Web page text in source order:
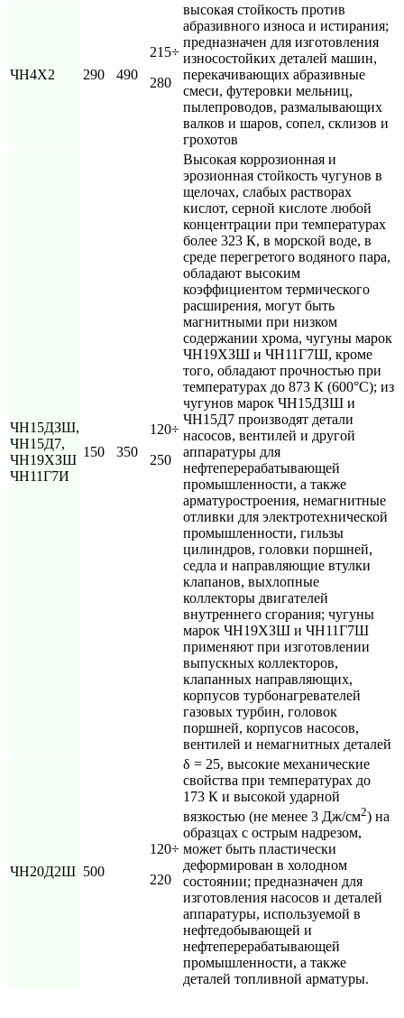
ЧН4Х2 290 490
215÷
280
высокая стойкость против
абразивного износа и истирания;
предназначен для изготовления
износостойких деталей машин,
перекачивающих абразивные
смеси, футеровки мельниц,
пылепроводов, размалывающих
валков и шаров, сопел, склизов и
грохотов
ЧН15ДЗШ,
ЧН15Д7,
ЧН19ХЗШ
ЧН11Г7И
150 350
120÷
250
Высокая коррозионная и
эрозионная стойкость чугунов в
щелочах, слабых растворах
кислот, серной кислоте любой
концентрации при температурах
более 323 К, в морской воде, в
среде перегретого водяного пара,
обладают высоким
коэффициентом термического
расширения, могут быть
магнитными при низком
содержании хрома, чугуны марок
ЧН19ХЗШ и ЧН11Г7Ш, кроме
того, обладают прочностью при
температурах до 873 К (600°С); из
чугунов марок ЧН15ДЗШ и
ЧН15Д7 производят детали
насосов, вентилей и другой
аппаратуры для
нефтеперерабатывающей
промышленности, а также
арматуростроения, немагнитные
отливки для электротехнической
промышленности, гильзы
цилиндров, головки поршней,
седла и направляющие втулки
клапанов, выхлопные
коллекторы двигателей
внутреннего сгорания; чугуны
марок ЧН19ХЗШ и ЧН11Г7Ш
применяют при изготовлении
выпускных коллекторов,
клапанных направляющих,
корпусов турбонагревателей
газовых турбин, головок
поршней, корпусов насосов,
вентилей и немагнитных деталей
ЧН20Д2Ш 500
120÷
220
δ = 25, высокие механические
свойства при температурах до
173 К и высокой ударной
вязкостью (не менее 3 Дж/см2) на
образцах с острым надрезом,
может быть пластически
деформирован в холодном
состоянии; предназначен для
изготовления насосов и деталей
аппаратуры, используемой в
нефтедобывающей и
нефтеперерабатывающей
промышленности, а также
деталей топливной арматуры.